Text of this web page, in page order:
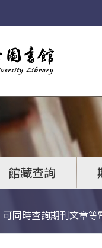
館藏查詢
同時查詢期刊文章等